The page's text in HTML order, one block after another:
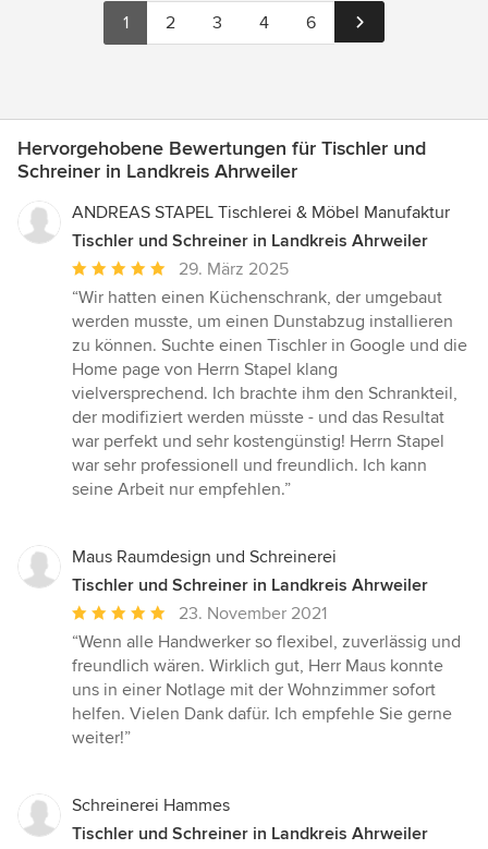
1 2 3 4 6
Hervorgehobene Bewertungen für Tischler und
Schreiner in Landkreis Ahrweiler
ANDREAS STAPEL Tischlerei & Möbel Manufaktur
Tischler und Schreiner in Landkreis Ahrweiler
Durchschnittliche
Bewertung:
5
von
5
Sternen
29. März 2025
“Wir hatten einen Küchenschrank, der umgebaut
werden musste, um einen Dunstabzug installieren
zu können. Suchte einen Tischler in Google und die
Home page von Herrn Stapel klang
vielversprechend. Ich brachte ihm den Schrankteil,
der modifiziert werden müsste - und das Resultat
war perfekt und sehr kostengünstig! Herrn Stapel
war sehr professionell und freundlich. Ich kann
seine Arbeit nur empfehlen.”
Maus Raumdesign und Schreinerei
Tischler und Schreiner in Landkreis Ahrweiler
Durchschnittliche
Bewertung:
5
von
5
Sternen
23. November 2021
“Wenn alle Handwerker so flexibel, zuverlässig und
freundlich wären. Wirklich gut, Herr Maus konnte
uns in einer Notlage mit der Wohnzimmer sofort
helfen. Vielen Dank dafür. Ich empfehle Sie gerne
weiter!”
Schreinerei Hammes
Tischler und Schreiner in Landkreis Ahrweiler